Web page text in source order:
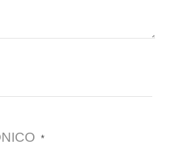
*